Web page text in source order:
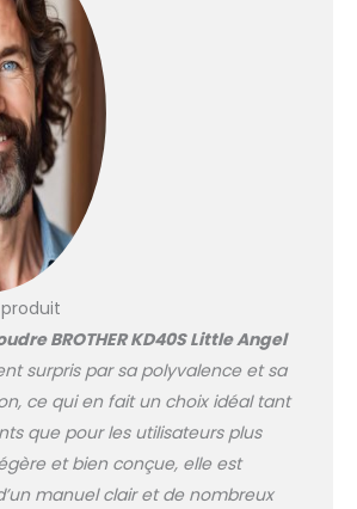
machine à coudre Brother
qui apporte la précision et
la fiabilité de la marque à
votre atelier. Conçue pour
offrir couture précise et
confortable, cette machine
accompagne vos projets
exigeants avec confort et
polyvalence. Spécifications
complètes dans la fiche
pour la confection
déco, patchwork . Garantie
3 ans Sperenza , SAV
Brother agréé en interne à
Valenc
BROTHER KD40S Little Angel
surpris par sa polyvalence et sa
ce qui en fait un choix idéal tant
que pour les utilisateurs plus
et bien conçue, elle est
manuel clair et de nombreux